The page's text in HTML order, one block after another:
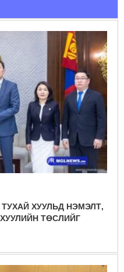
ХУУЛЬД НЭМЭЛТ,
ТӨСЛИЙГ